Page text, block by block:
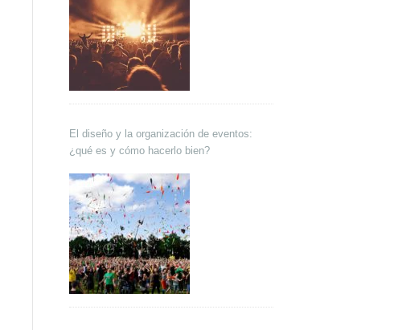
El diseño y la organización de eventos:
¿qué es y cómo hacerlo bien?